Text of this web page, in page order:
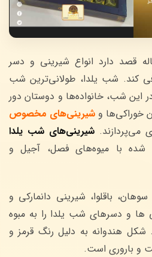
قصد دارد انواع شیرینی و دسر
کند. شب یلدا، طولانی‌ترین شب
این شب، خانواده‌ها و دوستان دور
خوراکی‌ها و شیرینی‌های مخصوص
شیرینی‌های شب یلدا
شده با میوه‌های فصل، آجیل و
باقلوا، شیرینی دانمارکی و
ها و دسرهای شب یلدا را به مبوه
هندوانه به دلیل رنگ قرمز و
و باروری است.